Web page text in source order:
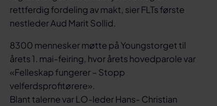
rettferdig fordeling av makt, sier FLTs første
nestleder Aud Marit Sollid.
8300 mennesker møtte på Youngstorget til
årets 1. mai-feiring, hvor årets hovedparole var
«Felleskap fungerer – Stopp
velferdsprofitørere».
Blant talerne var LO-leder Hans- Christian